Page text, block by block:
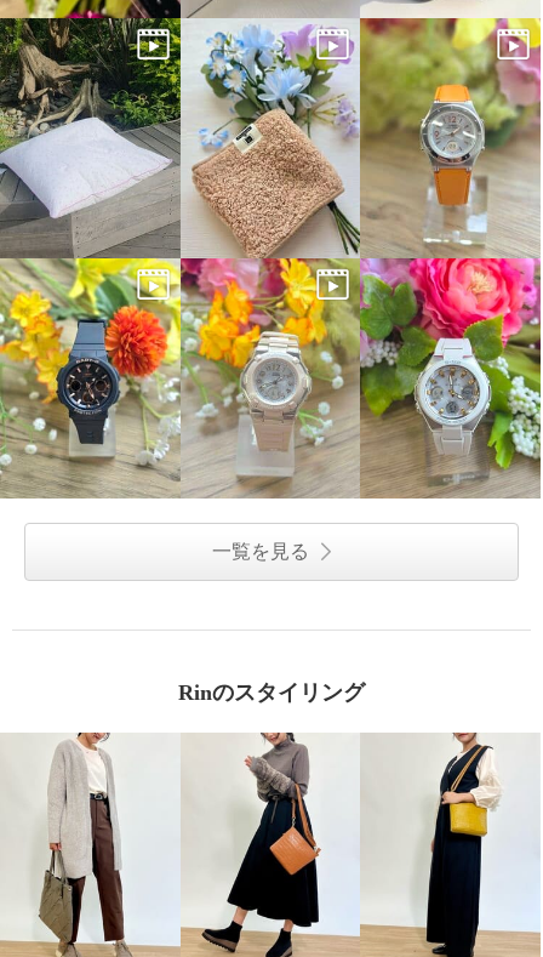
一覧を見る
Rinのスタイリング